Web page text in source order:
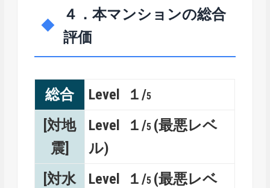
４．本マンションの総合
評価
総合 Level １/5
[対地
震]
Level １/5 (最悪レベ
ル)
[対水
Level １/5 (最悪レベ